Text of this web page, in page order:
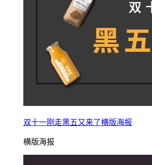
双十一刚走黑五又来了横版海报
横版海报